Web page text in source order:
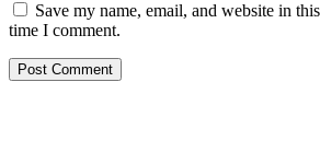
Save my name, email, and website in
time I comment.